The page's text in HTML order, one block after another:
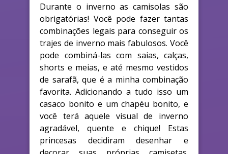
Durante o inverno as camisolas são
obrigatórias! Você pode fazer tantas
combinações legais para conseguir os
trajes de inverno mais fabulosos. Você
pode combiná-las com saias, calças,
shorts e meias, e até mesmo vestidos
de sarafã, que é a minha combinação
favorita. Adicionando a tudo isso um
casaco bonito e um chapéu bonito, e
você terá aquele visual de inverno
agradável, quente e chique! Estas
princesas decidiram desenhar e